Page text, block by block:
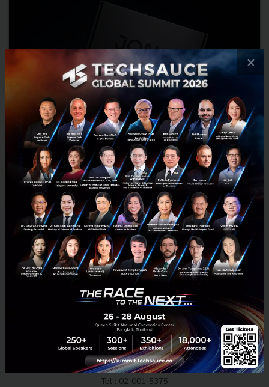
Disrupt Health Impact Fund ขยายการลงทุนใน “Jona”
ผู้พัฒนา AI วิเคราะห์ข้อมูลไมโครไบโอม
Disrupt Health Impact Fund ลงทุนใน Jona ผู้พัฒนา AI วิเคราะห์ไมโคร
ไบโอม ลุยปลดล็อกสุขภาพเชิงป้องกันด้วยข้อมูลลึกจากงานวิจัยกว่า
200,000 ฉบับ มุ่งพลิกโฉมการแพทย์แม่นยำ...
กรกฎาคม 8, 2025| ByTechsauce Team
News Jona disrupt-health-impact-fund
E-mail :contact@techsauce.co
Tel : 02-001-5375
×